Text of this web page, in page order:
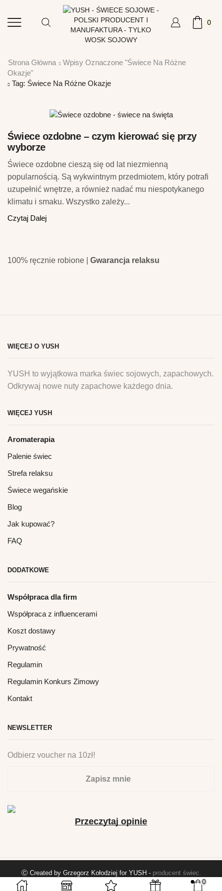
0
Strona Główna
Wpisy Oznaczone "świece Na Różne
Okazje"
Tag: Świece Na Różne Okazje
Świece ozdobne – czym kierować się przy
wyborze
Świece ozdobne cieszą się od lat niezmienną
popularnością. Są wykwintnym przedmiotem, który potrafi
uzupełnić wnętrze, a również nadać mu niespotykanego
klimatu i smaku. Wszystko zależy...
Czytaj Dalej
100% ręcznie robione | Gwarancja relaksu
WIĘCEJ O YUSH
YUSH to wyjątkowa marka świec sojowych, zapachowych.
Odkrywaj nowe nuty zapachowe każdego dnia.
WIĘCEJ YUSH
Aromaterapia
Palenie świec
Strefa relaksu
Świece wegańskie
Blog
Jak kupować?
FAQ
DODATKOWE
Współpraca dla firm
Współpraca z influencerami
Koszt dostawy
Prywatność
Regulamin
Regulamin Konkurs Zimowy
Kontakt
NEWSLETTER
Odbierz voucher na 10zł!
Zapisz mnie
Przeczytaj opinie
Ⓒ Created by Grzegorz Kołodziej for YUSH - producent świec
0